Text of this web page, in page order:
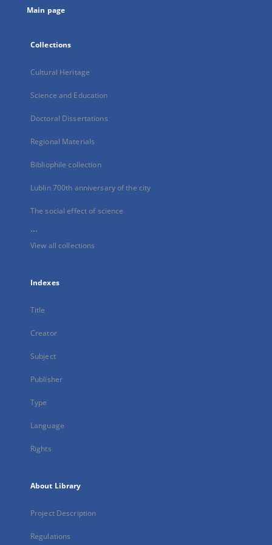
Main page
Collections
Cultural Heritage
Science and Education
Doctoral Dissertations
Regional Materials
Bibliophile collection
Lublin 700th anniversary of the city
The social effect of science
...
View all collections
Indexes
Title
Creator
Subject
Publisher
Type
Language
Rights
About Library
Project Description
Regulations